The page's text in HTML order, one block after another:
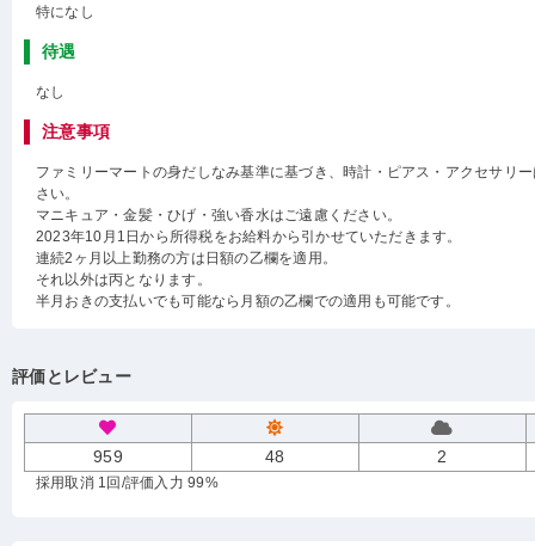
特になし
待遇
なし
注意事項
ファミリーマートの身だしなみ基準に基づき、時計・ピアス・アクセサリ
さい。
マニキュア・金髪・ひげ・強い香水はご遠慮ください。
2023年10月1日から所得税をお給料から引かせていただきます。
連続2ヶ月以上勤務の方は日額の乙欄を適用。
それ以外は丙となります。
半月おきの支払いでも可能なら月額の乙欄での適用も可能です。
評価とレビュー
959 48 2
採用取消 1回 /評価入力 99%